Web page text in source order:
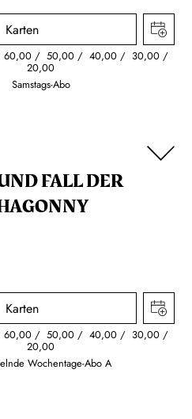
Karten
60,00 50,00 40,00 30,00
20,00
Samstags-Abo
FALL DER
Karten
60,00 50,00 40,00 30,00
20,00
Wochentage-Abo A